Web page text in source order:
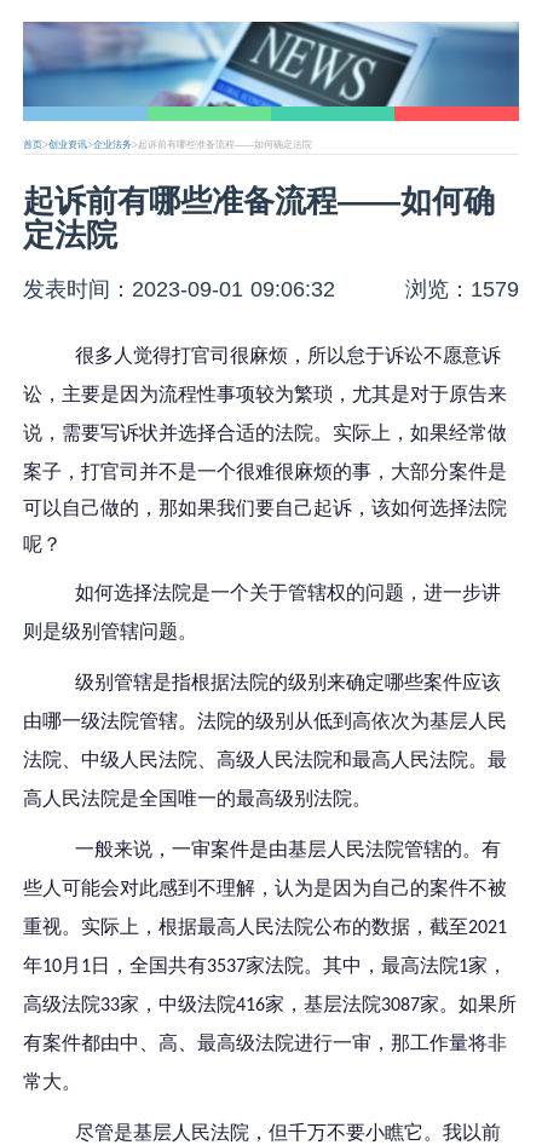
首页>创业资讯>企业法务>起诉前有哪些准备流程——如何确定法院
起诉前有哪些准备流程——如何确
定法院
发表时间：2023-09-01 09:06:32 浏览：1579
很多人觉得打官司很麻烦， 所以怠于诉讼不愿意诉
讼， 主要是因为流程性事项较为繁琐，尤其是对于原告来
说，需要写诉状并选择合适的法院。实际上，如果经常做
案子，打官司并不是一个很难很麻烦的事，大部分案件是
可以自己做的，那如果我们要自己起诉，该如何选择法院
呢？
如何选择法院是一个关于管辖权的问题，进一步讲
则是级别管辖问题。
级别管辖是指根据法院的级别来确定哪些案件应该
由哪一级法院管辖。法院的级别从低到高依次为基层人民
法院、中级人民法院、高级人民法院和最高人民法院。最
高人民法院是全国唯一的最高级别法院。
一般来说，一审案件是由基层人民法院管辖的。有
些人可能会对此感到不理解，认为是因为自己的案件不被
重视。实际上，根据最高人民法院公布的数据，截至2021
年10月 1日，全国共有3537家法院。其中，最高法院1家，
高级法院33家，中级法院416家，基层法院3087家。如果所
有案件都由中、高、最高级法院进行一审，那工作量将非
常大。
尽管是基层人民法院，但千万不要小瞧它。我以前